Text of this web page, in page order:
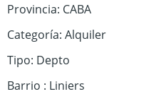
Provincia: CABA
Categoría: Alquiler
Tipo: Depto
Barrio : Liniers